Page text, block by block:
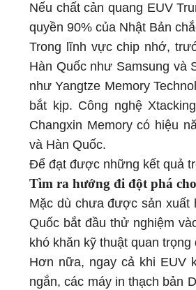
Nếu chất cản quang EUV
quyền 90% của Nhật Bản
Trong lĩnh vực chip nhớ,
Hàn Quốc như Samsung và
như Yangtze Memory
bắt kịp. Công nghệ
Changxin Memory có hiệu
và Hàn Quốc.
Để đạt được những kết quả
Tìm ra hướng đi đột phá
Mặc dù chưa được sản xuất
Quốc bắt đầu thử nghiệm
khó khăn kỹ thuật quan
Hơn nữa, ngay cả khi EUV
ngắn, các máy in thạch bản